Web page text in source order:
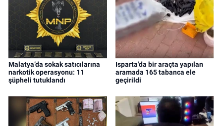
Malatya’da sokak satıcılarına
narkotik operasyonu: 11
şüpheli tutuklandı
Isparta'da bir araçta yapılan
aramada 165 tabanca ele
geçirildi